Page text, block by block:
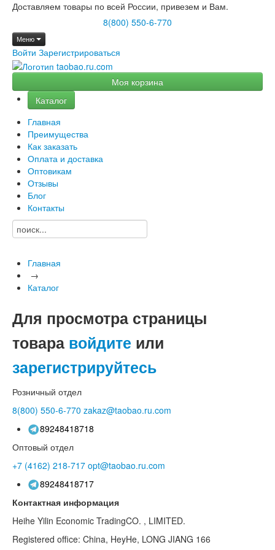
Доставляем товары по всей России, привезем и Вам.
8(800) 550-6-770
Меню
Войти Зарегистрироваться
Моя корзина
Каталог
Главная
Преимущества
Как заказать
Оплата и доставка
Оптовикам
Отзывы
Блог
Контакты
Главная
→
Каталог
Для просмотра страницы
товара войдите или
зарегистрируйтесь
Розничный отдел
8(800) 550-6-770 zakaz@taobao.ru.com
89248418718
Оптовый отдел
+7 (4162) 218-717 opt@taobao.ru.com
89248418717
Контактная информация
Heihe Yilin Economic TradingCO. , LIMITED.
Registered office: China, HeyHe, LONG JIANG 166